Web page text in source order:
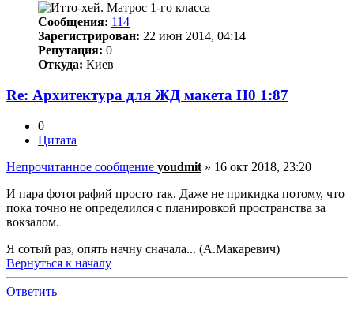
Сообщения: 114
Зарегистрирован: 22 июн 2014, 04:14
Репутация: 0
Откуда: Киев
Re: Архитектура для ЖД макета Н0 1:87
0
Цитата
Непрочитанное сообщение youdmit » 16 окт 2018, 23:20
И пара фотографий просто так. Даже не прикидка потому, что
пока точно не определился с планировкой пространства за
вокзалом.
Я сотый раз, опять начну сначала... (А.Макаревич)
Вернуться к началу
Ответить
Ответить